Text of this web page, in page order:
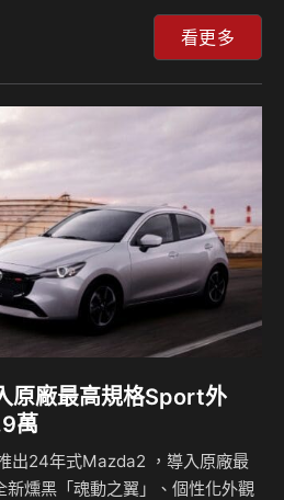
Touring車型為基礎，並簡化
Sport，正式售價同步下調為78.9
鑰匙感應系統、無線Apple
盲點偵測系統(BSM)、後車警示功
囊，提供消費者同級價格帶內最
看更多
原廠最高規格Sport外
萬
出24年式Mazda2 ，導入原廠最
燻黑「魂動之翼」、個性化外觀